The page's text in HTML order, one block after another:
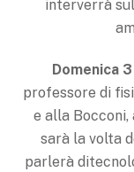
interverrà
Domenica
professore di
e alla
sarà la volta
parlerà